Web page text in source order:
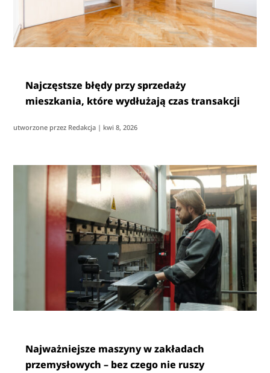
Najczęstsze błędy przy sprzedaży
mieszkania, które wydłużają czas transakcji
utworzone przez Redakcja | kwi 8, 2026
Najważniejsze maszyny w zakładach
przemysłowych – bez czego nie ruszy